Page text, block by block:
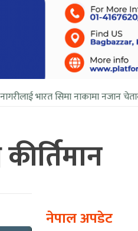
नाकामा नजान चेतावनी बिल
नेपाल अपडेट